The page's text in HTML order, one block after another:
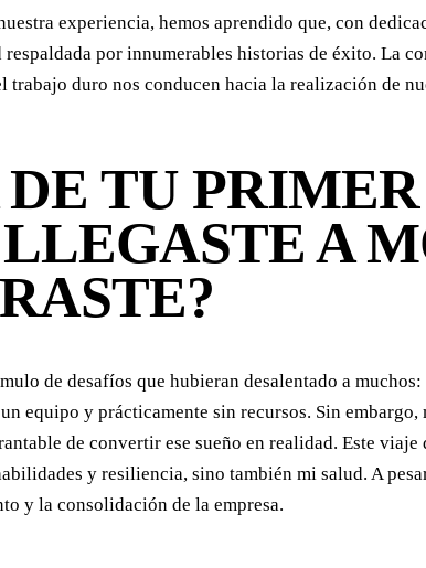
experiencia, hemos aprendido que, con
por innumerables historias de éxito. La
duro nos conducen hacia la realización de
TU
A
de desafíos que hubieran desalentado a
y prácticamente sin recursos. Sin embargo,
de convertir ese sueño en realidad. Este viaje
y resiliencia, sino también mi salud. A
y la consolidación de la empresa.